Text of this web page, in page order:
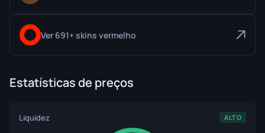
Ver 691+ skins vermelho
Estatísticas de preços
Liquidez ALTO